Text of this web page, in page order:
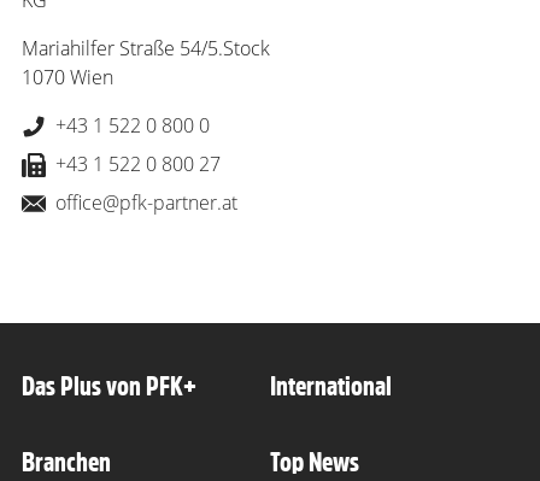
Mariahilfer Straße 54/5.Stock
1070 Wien
+43 1 522 0 800 0
+43 1 522 0 800 27
office@pfk-partner.at
Das Plus von PFK+
Branchen
International
Top News